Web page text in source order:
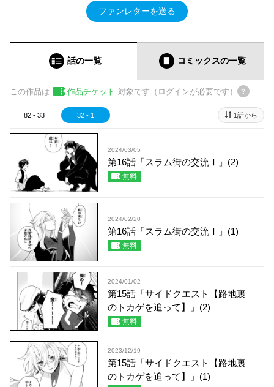
ファンレターを送る
話の一覧 コミックスの一覧
この作品は 作品チケット 対象です（ログインが必要です）
82 - 33 32 - 1 1話から
2024/03/05
第16話「スラム街の交流Ⅰ」(2)
無料
2024/02/20
第16話「スラム街の交流Ⅰ」(1)
無料
2024/01/02
第15話「サイドクエスト【路地裏
のトカゲを追って】」(2)
無料
2023/12/19
第15話「サイドクエスト【路地裏
のトカゲを追って】」(1)